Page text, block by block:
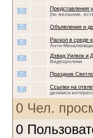
Представления
(по желанию,
Объявления и
Раскол в среде
Анти-
Дэвид Уилкок и
Видеоролики
Праздник
Ссылки на
делимся
0 Чел.
0